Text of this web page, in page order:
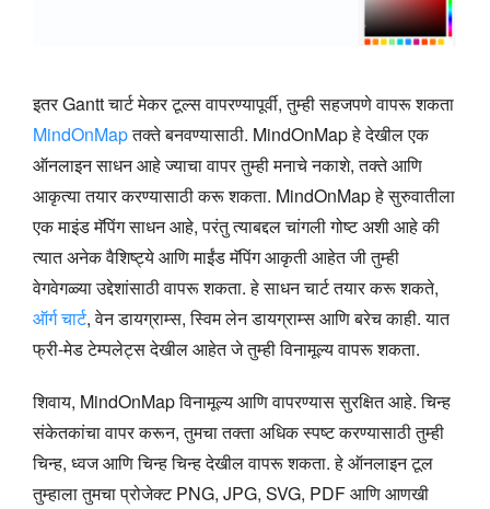
इतर Gantt चार्ट मेकर टूल्स वापरण्यापूर्वी, तुम्ही सहजपणे वापरू शकता
MindOnMapतक्ते बनवण्यासाठी. MindOnMap हे देखील एक
ऑनलाइन साधन आहे ज्याचा वापर तुम्ही मनाचे नकाशे, तक्ते आणि
आकृत्या तयार करण्यासाठी करू शकता. MindOnMap हे सुरुवातीला
एक माइंड मॅपिंग साधन आहे, परंतु त्याबद्दल चांगली गोष्ट अशी आहे की
त्यात अनेक वैशिष्ट्ये आणि माईंड मॅपिंग आकृती आहेत जी तुम्ही
वेगवेगळ्या उद्देशांसाठी वापरू शकता. हे साधन चार्ट तयार करू शकते,
ऑर्ग चार्ट, वेन डायग्राम्स, स्विम लेन डायग्राम्स आणि बरेच काही. यात
फ्री-मेड टेम्पलेट्स देखील आहेत जे तुम्ही विनामूल्य वापरू शकता.
शिवाय, MindOnMap विनामूल्य आणि वापरण्यास सुरक्षित आहे. चिन्ह
संकेतकांचा वापर करून, तुमचा तक्ता अधिक स्पष्ट करण्यासाठी तुम्ही
चिन्ह, ध्वज आणि चिन्ह चिन्ह देखील वापरू शकता. हे ऑनलाइन टूल
तुम्हाला तुमचा प्रोजेक्ट PNG, JPG, SVG, PDF आणि आणखी